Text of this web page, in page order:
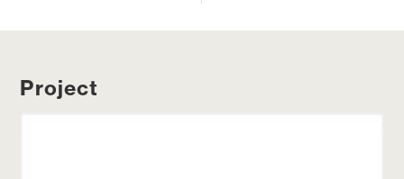
Project